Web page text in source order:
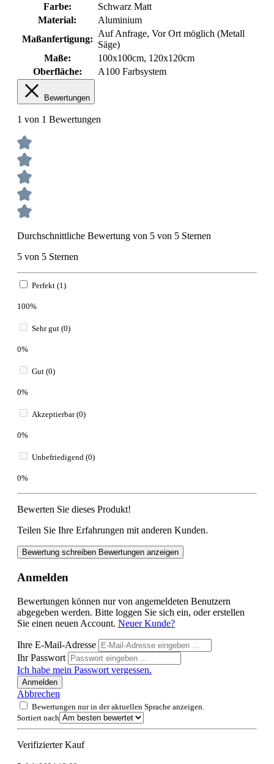
Farbe:
Schwarz Matt
Material:
Aluminium
Maßanfertigung:
Auf Anfrage, Vor Ort möglich (Metall
Säge)
Maße:
100x100cm, 120x120cm
Oberfläche:
A100 Farbsystem
Bewertungen
1 von 1 Bewertungen
Durchschnittliche Bewertung von 5 von 5 Sternen
5 von 5 Sternen
Perfekt (1)
100%
Sehr gut (0)
0%
Gut (0)
0%
Akzeptierbar (0)
0%
Unbefriedigend (0)
0%
Bewerten Sie dieses Produkt!
Teilen Sie Ihre Erfahrungen mit anderen Kunden.
Bewertung schreiben Bewertungen anzeigen
Anmelden
Bewertungen können nur von angemeldeten Benutzern
abgegeben werden. Bitte loggen Sie sich ein, oder erstellen
Sie einen neuen Account. Neuer Kunde?
Ihre E-Mail-Adresse
Ihr Passwort
Ich habe mein Passwort vergessen.
Anmelden
Abbrechen
Bewertungen nur in der aktuellen Sprache anzeigen.
Sortiert nach
Verifizierter Kauf